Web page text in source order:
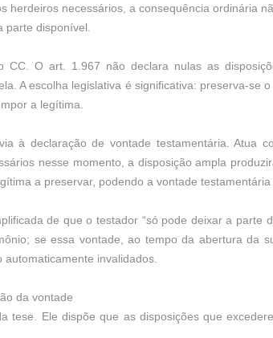
herdeiros necessários, a consequência ordinária
parte disponível.
CC. O art. 1.967 não declara nulas as
A escolha legislativa é significativa: preserva-se
a legítima.
à declaração de vontade testamentária. Atua
nesse momento, a disposição ampla
a preservar, podendo a vontade
de que o testador “só pode deixar a parte
se essa vontade, ao tempo da abertura da
invalidados.
da vontade
tese. Ele dispõe que as disposições que